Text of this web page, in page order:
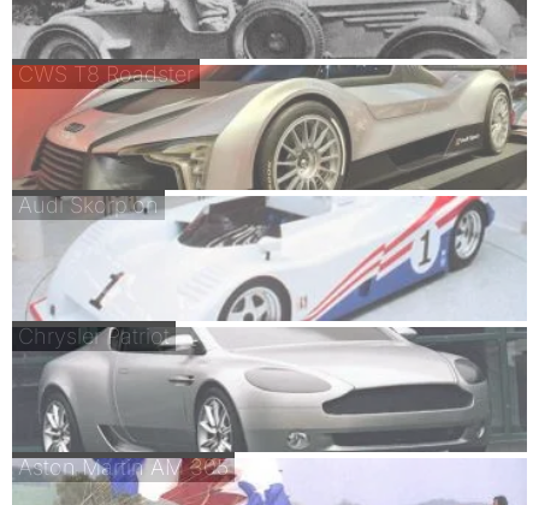
CWS T8 Roadster
Audi Skorpion
Chrysler Patriot
Aston Martin AM 305